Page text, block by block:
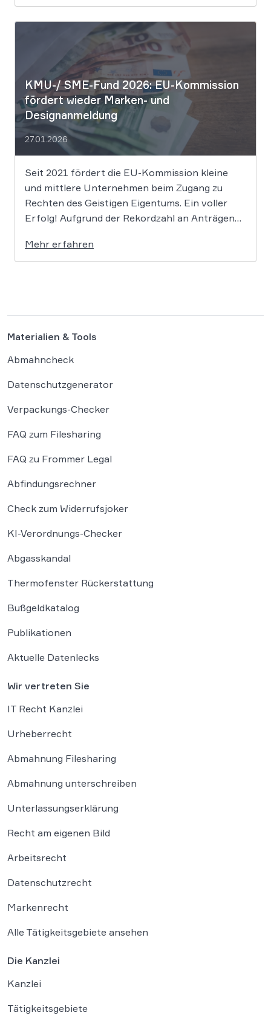
Nachahmung zu genießen. Die Entscheidung
verdeutlicht, dass der bloße Einsatz von
Algorithmen ohne menschliche Prägung den
Schutzraum des […]
KMU-/ SME-Fund 2026: EU-Kommission
fördert wieder Marken- und
Designanmeldung
27.01.2026
Seit 2021 fördert die EU-Kommission kleine
und mittlere Unternehmen beim Zugang zu
Rechten des Geistigen Eigentums. Ein voller
Erfolg! Aufgrund der Rekordzahl an Anträgen
Business“ wurden die zugewiesenen Mittel in
den letzten Jahren immer rasant aufgebraucht.
Mehr erfahren
Materialien & Tools
Abmahncheck
Datenschutzgenerator
Verpackungs-Checker
FAQ zum Filesharing
FAQ zu Frommer Legal
Abfindungsrechner
Check zum Widerrufsjoker
KI-Verordnungs-Checker
Abgasskandal
Thermofenster Rückerstattung
Bußgeldkatalog
Publikationen
Aktuelle Datenlecks
Wir vertreten Sie
IT Recht Kanzlei
Urheberrecht
Abmahnung Filesharing
Abmahnung unterschreiben
Unterlassungserklärung
Recht am eigenen Bild
Arbeitsrecht
Datenschutzrecht
Markenrecht
Alle Tätigkeitsgebiete ansehen
Die Kanzlei
Kanzlei
Tätigkeitsgebiete